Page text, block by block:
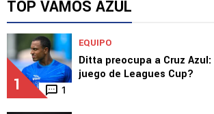
TOP VAMOS AZUL
1 1
EQUIPO
Ditta preocupa a Cruz
juego de Leagues Cup?